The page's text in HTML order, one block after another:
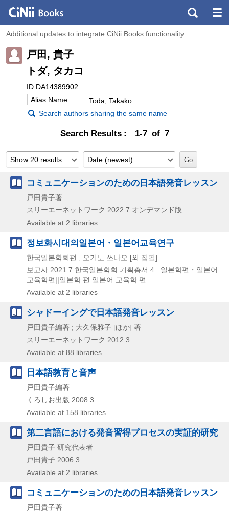
Additional updates to integrate CiNii Books functionality
戸田, 貴子
トダ, タカコ
ID:DA14389902
Alias Name
Toda, Takako
Search authors sharing the same name
Search Results 1-7 of 7
Show 20 results Date (newest)
コミュニケーションのための日本語発音レッスン
戸田貴子著
スリーエーネットワーク 2022.7 オンデマンド版
Available at 2 libraries
정보화시대의일본어・일본어교육연구
한국일본학회편 ; 오기노 쓰나오 [외 집필]
보고사 2021.7 한국일본학회 기획총서 4 . 일본학편・일본어
교육학편||일본학 편 일본어 교육학 편
Available at 2 libraries
シャドーイングで日本語発音レッスン
戸田貴子編著 ; 大久保雅子 [ほか] 著
スリーエーネットワーク 2012.3
Available at 88 libraries
日本語教育と音声
戸田貴子編著
くろしお出版 2008.3
Available at 158 libraries
第二言語における発音習得プロセスの実証的研究
戸田貴子 研究代表者
戸田貴子 2006.3
Available at 2 libraries
コミュニケーションのための日本語発音レッスン
戸田貴子著